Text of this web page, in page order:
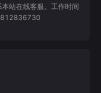
站在线客服。工作时间
812836730